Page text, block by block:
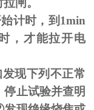
闸。
计时，到 1min
，才能拉开电
现下列不正常
止试验并查明